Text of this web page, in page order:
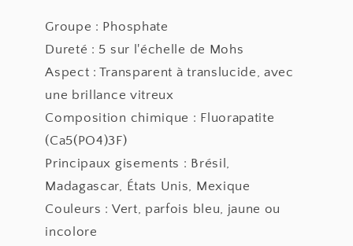
Groupe : Phosphate
Dureté : 5 sur l'échelle de Mohs
Aspect : Transparent à translucide, avec
une brillance vitreux
Composition chimique : Fluorapatite
(Ca5(PO4)3F)
Principaux gisements : Brésil,
Madagascar, États Unis, Mexique
Couleurs : Vert, parfois bleu, jaune ou
incolore